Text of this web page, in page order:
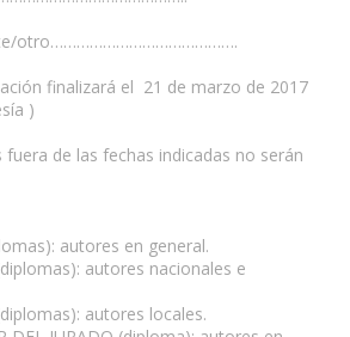
otro…………………………………….
finalizará el 21 de marzo de 2017
)
fuera de las fechas indicadas no serán
autores en general.
autores nacionales e
autores locales.